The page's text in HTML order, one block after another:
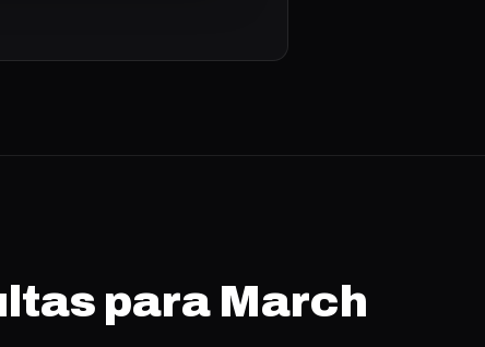
para March